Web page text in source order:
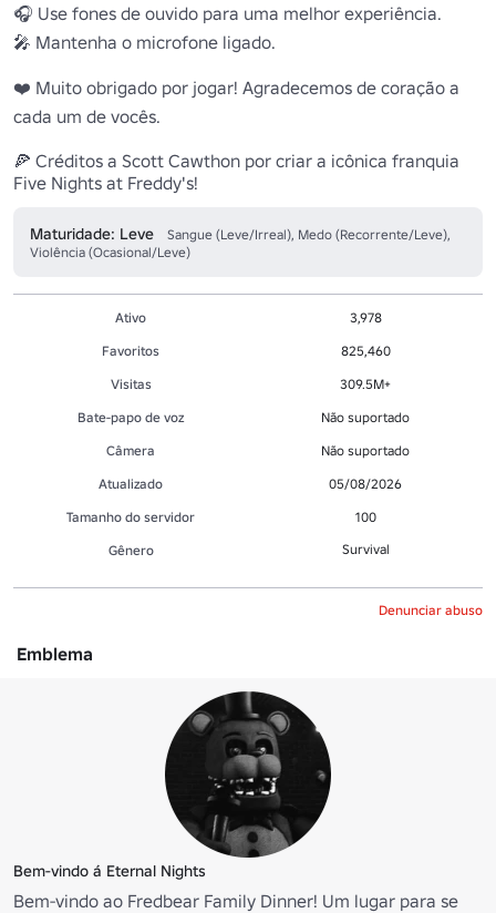
🎧 Use fones de ouvido para uma melhor experiência.
🎤 Mantenha o microfone ligado.
❤️ Muito obrigado por jogar! Agradecemos de coração a
cada um de vocês.
🍕 Créditos a Scott Cawthon por criar a icônica franquia
Five Nights at Freddy's!
Maturidade: Leve
Sangue (Leve/Irreal), Medo (Recorrente/Leve),
Violência (Ocasional/Leve)
Ativo
3,978
Favoritos
825,460
Visitas
309.5M+
Bate-papo de voz
Não suportado
Câmera
Não suportado
Atualizado
05/08/2026
Tamanho do servidor
100
Gênero
Survival
Denunciar abuso
Emblema
Bem-vindo á Eternal Nights
Bem-vindo ao Fredbear Family Dinner! Um lugar para se